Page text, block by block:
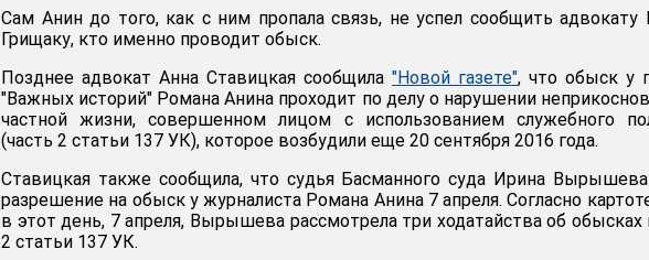
Сам Анин до того, как с ним пропала связь, не успел сообщить адвокату
Грищаку, кто именно проводит обыск.
Позднее адвокат Анна Ставицкая сообщила "Новой газете", что обыск у
"Важных историй" Романа Анина проходит по делу о нарушении
частной жизни, совершенном лицом с использованием служебного
(часть 2 статьи 137 УК), которое возбудили еще 20 сентября 2016 года.
Ставицкая также сообщила, что судья Басманного суда Ирина
разрешение на обыск у журналиста Романа Анина 7 апреля. Согласно
в этот день, 7 апреля, Вырышева рассмотрела три ходатайства об обысках
2 статьи 137 УК.